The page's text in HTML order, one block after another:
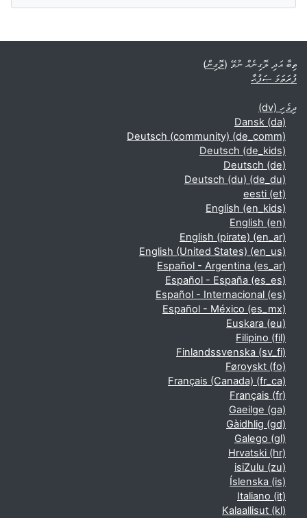
Supplementary blocks
ތިބާ އަދި ލޮގިނެއް ނުވޭ (ލޮގިން)
ފުރަތަމަ ޞަފުޙާ
ދިވެހި ‎(dv)‎
Dansk ‎(da)‎
Deutsch (community) ‎(de_comm)‎
Deutsch ‎(de_kids)‎
Deutsch ‎(de)‎
Deutsch (du) ‎(de_du)‎
eesti ‎(et)‎
English ‎(en_kids)‎
English ‎(en)‎
English (pirate) ‎(en_ar)‎
English (United States) ‎(en_us)‎
Español - Argentina ‎(es_ar)‎
Español - España ‎(es_es)‎
Español - Internacional ‎(es)‎
Español - México ‎(es_mx)‎
Euskara ‎(eu)‎
Filipino ‎(fil)‎
Finlandssvenska ‎(sv_fi)‎
Føroyskt ‎(fo)‎
Français (Canada) ‎(fr_ca)‎
Français ‎(fr)‎
Gaeilge ‎(ga)‎
Gàidhlig ‎(gd)‎
Galego ‎(gl)‎
Hrvatski ‎(hr)‎
isiZulu ‎(zu)‎
Íslenska ‎(is)‎
Italiano ‎(it)‎
Kalaallisut ‎(kl)‎